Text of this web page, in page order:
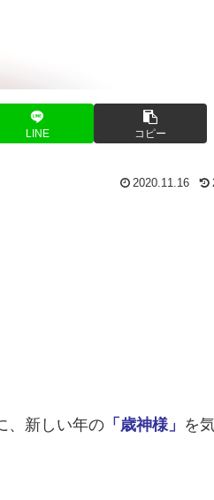
LINE コピー
2020.11.16
、新しい年の 「歳神様」 を